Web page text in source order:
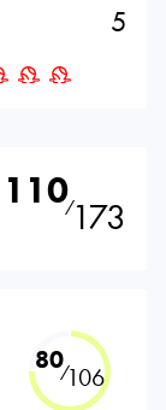
5
110⁄173
80⁄106